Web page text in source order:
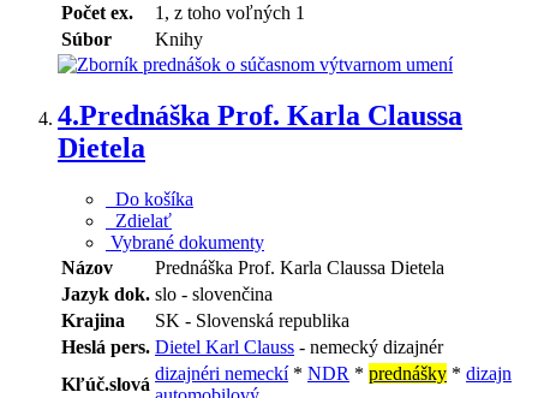
Počet ex.
1, z toho voľných 1
Súbor
Knihy
4.Prednáška Prof. Karla Claussa
Dietela
Do košíka
Zdielať
Vybrané dokumenty
Názov
Prednáška Prof. Karla Claussa Dietela
Jazyk dok. slo - slovenčina
Krajina
SK - Slovenská republika
Heslá pers. Dietel Karl Clauss - nemecký dizajnér
Kľúč.slová
dizajnéri nemeckí* NDR * prednášky * dizajn